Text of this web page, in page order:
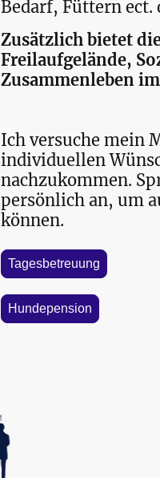
Bedarf, Füttern ect.
Zusätzlich bietet
Freilaufgelände,
Zusammenleben
Ich versuche mein
individuellen
nachzukommen.
persönlich an, um
können.
Tagesbetreuung
Hundepension